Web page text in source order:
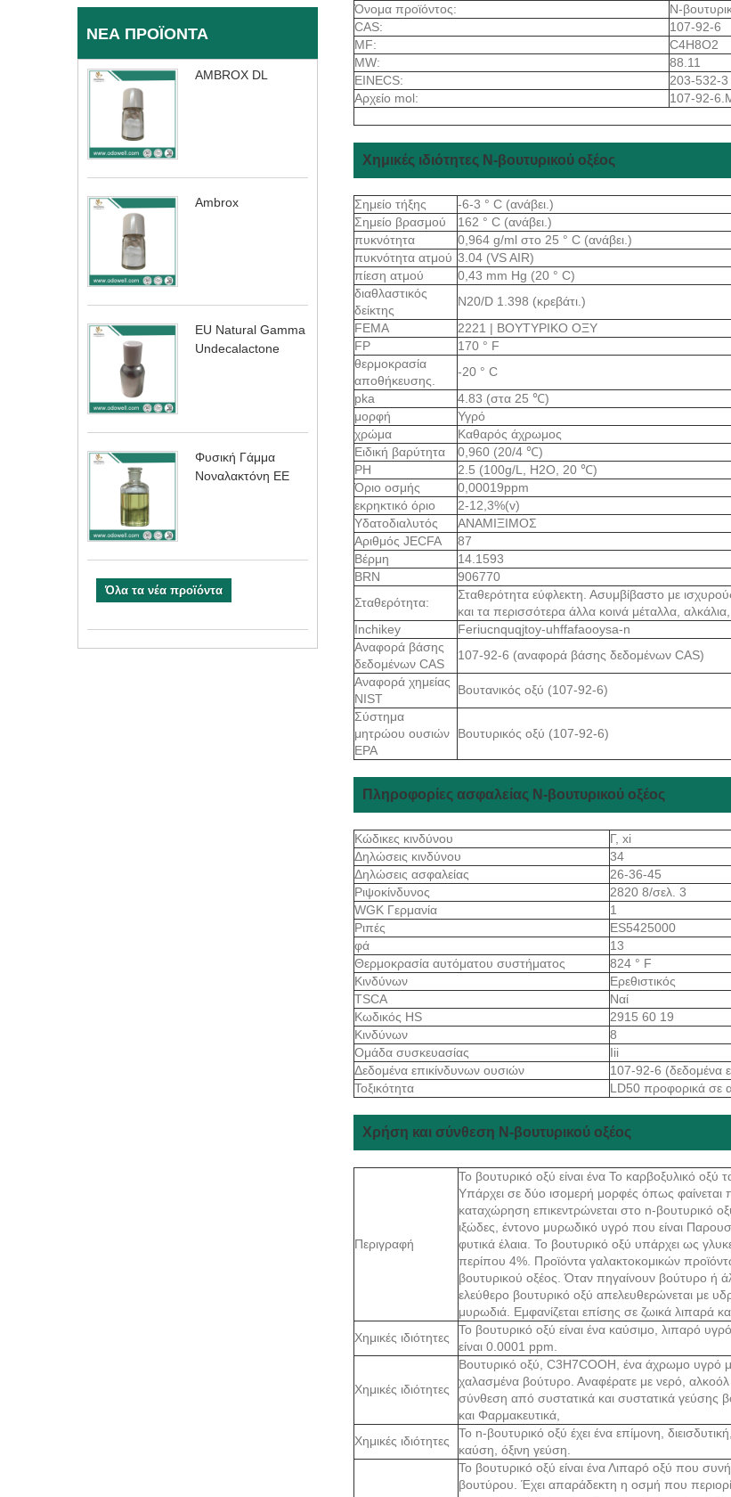
ΝΈΑ ΠΡΟΪΌΝΤΑ
AMBROX DL
Ambrox
EU Natural Gamma
Undecalactone
Φυσική Γάμμα
Νοναλακτόνη ΕΕ
Όλα τα νέα προϊόντα
Όνομα προϊόντος:
Ν-
CAS:
107-92-6
MF:
C4H8O2
MW:
88.11
EINECS:
203-532-3
Αρχείο mol:
107-92-
Χημικές ιδιότητες Ν-βουτυρικού οξέος
Σημείο τήξης
-6-3 ° C (ανάβει.)
Σημείο βρασμού
162 ° C (ανάβει.)
πυκνότητα
0,964 g/ml στο 25 ° C (ανάβει.)
πυκνότητα ατμού 3.04 (VS AIR)
πίεση ατμού
0,43 mm Hg (20 ° C)
διαθλαστικός
δείκτης
N20/D 1.398 (κρεβάτι.)
FEMA
2221 | ΒΟΥΤΥΡΙΚΟ ΟΞΥ
FP
170 ° F
θερμοκρασία
αποθήκευσης.
-20 ° C
pka
4.83 (στα 25 ℃)
μορφή
Υγρό
χρώμα
Καθαρός άχρωμος
Ειδική βαρύτητα
0,960 (20/4 ℃)
ΡΗ
2.5 (100g/L, H2O, 20 ℃)
Όριο οσμής
0,00019ppm
εκρηκτικό όριο
2-12,3%(v)
Υδατοδιαλυτός
ΑΝΑΜΙΞΙΜΟΣ
Αριθμός JECFA
87
Βέρμη
14.1593
BRN
906770
Σταθερότητα:
Σταθερότητα εύφλεκτη. Ασυμβίβαστο με
και τα περισσότερα άλλα κοινά μέταλλα,
Inchikey
Feriucnquqjtoy-uhffafaooysa-n
Αναφορά βάσης
δεδομένων CAS
107-92-6 (αναφορά βάσης δεδομένων CAS)
Αναφορά χημείας
NIST
Βουτανικός οξύ (107-92-6)
Σύστημα
μητρώου ουσιών
EPA
Βουτυρικός οξύ (107-92-6)
Πληροφορίες ασφαλείας N-βουτυρικού οξέος
Κώδικες κινδύνου
Γ, xi
Δηλώσεις κινδύνου
34
Δηλώσεις ασφαλείας
26-36-45
Ριψοκίνδυνος
2820 8/σελ. 3
WGK Γερμανία
1
Ριπές
ES5425000
φά
13
Θερμοκρασία αυτόματου συστήματος
824 ° F
Κινδύνων
Ερεθιστικός
TSCA
Ναί
Κωδικός HS
2915 60 19
Κινδύνων
8
Ομάδα συσκευασίας
Iii
Δεδομένα επικίνδυνων ουσιών
107-92-6 (δεδομένα
Τοξικότητα
LD50 προφορικά σε
Χρήση και σύνθεση Ν-βουτυρικού οξέος
Περιγραφή
Το βουτυρικό οξύ είναι ένα Το καρβοξυλικό οξύ
Υπάρχει σε δύο ισομερή μορφές όπως
καταχώρηση επικεντρώνεται στο n-βουτυρικό
ιξώδες, έντονο μυρωδικό υγρό που είναι
φυτικά έλαια. Το βουτυρικό οξύ υπάρχει ως
περίπου 4%. Προϊόντα γαλακτοκομικών
βουτυρικού οξέος. Όταν πηγαίνουν βούτυρο ή
ελεύθερο βουτυρικό οξύ απελευθερώνεται με
μυρωδιά. Εμφανίζεται επίσης σε ζωικά λιπαρά
Χημικές ιδιότητες
Το βουτυρικό οξύ είναι ένα καύσιμο, λιπαρό
είναι 0.0001 ppm.
Χημικές ιδιότητες
Βουτυρικό οξύ, C3H7COOH, ένα άχρωμο υγρό
χαλασμένα βούτυρο. Αναφέρατε με νερό, αλκοόλ
σύνθεση από συστατικά και συστατικά γεύσης
και Φαρμακευτικά,
Χημικές ιδιότητες
Το n-βουτυρικό οξύ έχει ένα επίμονη,
καύση, όξινη γεύση.
Το βουτυρικό οξύ είναι ένα Λιπαρό οξύ που
βουτύρου. Έχει απαράδεκτη η οσμή που